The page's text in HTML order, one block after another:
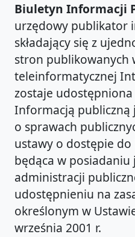
Biuletyn Informacji
urzędowy publikator
składający się z
stron publikowanych
teleinformatycznej
zostaje
Informacją publiczną
o sprawach
ustawy o dostępie
będąca w posiadaniu
administracji
udostępnieniu na
określonym w
września 2001 r.